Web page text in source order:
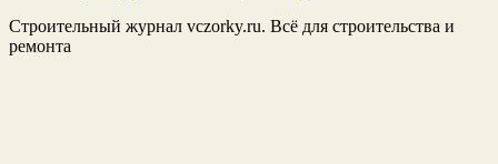
Строительный журнал vczorky.ru. Всё для строительства и
ремонта